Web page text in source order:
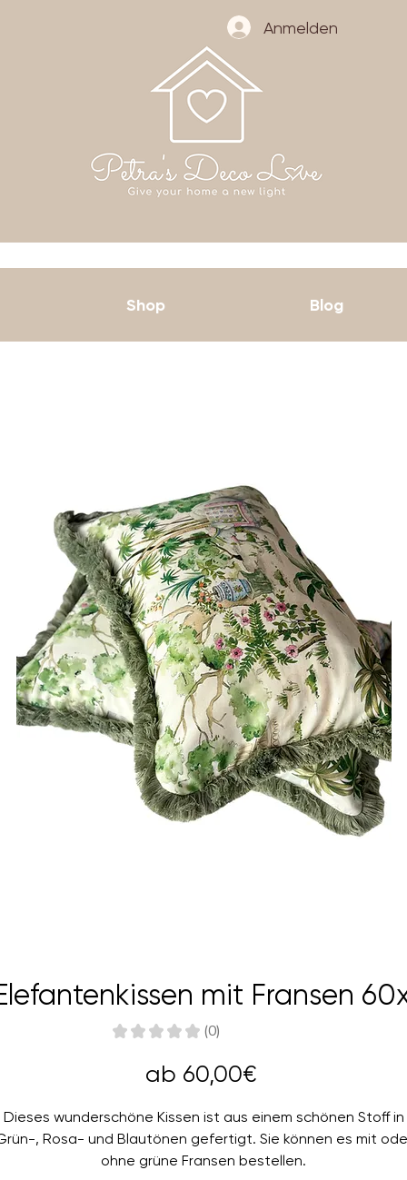
Anmelden
Shop Blog
mit Fransen
★ ★ ★ ★ ★ 0
0
ab 60,00€
Dieses wunderschöne Kissen ist aus einem schönen Stoff in
, Rosa- und Blautönen gefertigt. Sie können es mit
ohne grüne Fransen bestellen.